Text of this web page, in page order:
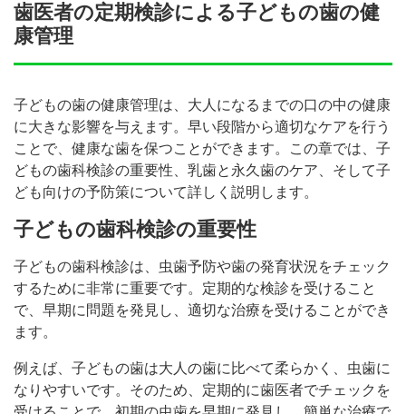
歯医者の定期検診による子どもの歯の健
康管理
子どもの歯の健康管理は、大人になるまでの口の中の健康
に大きな影響を与えます。早い段階から適切なケアを行う
ことで、健康な歯を保つことができます。この章では、子
どもの歯科検診の重要性、乳歯と永久歯のケア、そして子
ども向けの予防策について詳しく説明します。
子どもの歯科検診の重要性
子どもの歯科検診は、虫歯予防や歯の発育状況をチェック
するために非常に重要です。定期的な検診を受けること
で、早期に問題を発見し、適切な治療を受けることができ
ます。
例えば、子どもの歯は大人の歯に比べて柔らかく、虫歯に
なりやすいです。そのため、定期的に歯医者でチェックを